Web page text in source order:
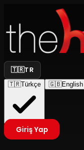
🇹🇷TR
🇹🇷Türkçe 🇬🇧English
Giriş Yap